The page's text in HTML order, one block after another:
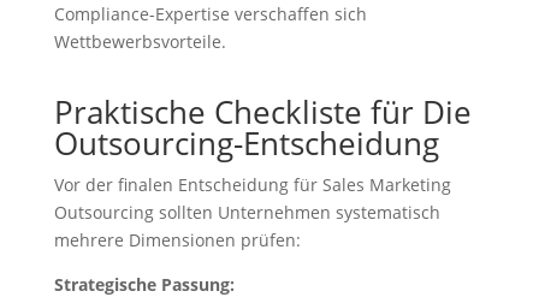
Compliance-Expertise verschaffen sich
Wettbewerbsvorteile.
Praktische Checkliste für Die
Outsourcing-Entscheidung
Vor der finalen Entscheidung für Sales Marketing
Outsourcing sollten Unternehmen systematisch
mehrere Dimensionen prüfen:
Strategische Passung: